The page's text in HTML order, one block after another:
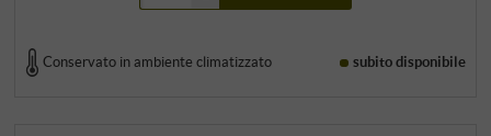
Conservato in ambiente climatizzato subito disponibile